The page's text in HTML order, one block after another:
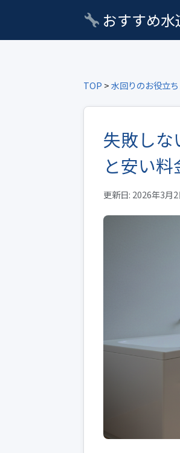
おすすめ
TOP >水回りのお役立
失敗しな
と安い料
更新日: 2026年3月2